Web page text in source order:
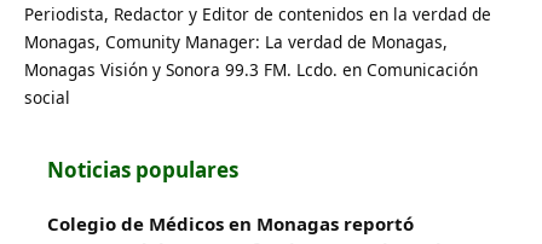
Periodista, Redactor y Editor de contenidos en la verdad de
Monagas, Comunity Manager: La verdad de Monagas,
Monagas Visión y Sonora 99.3 FM. Lcdo. en Comunicación
social
Noticias populares
Colegio de Médicos en Monagas reportó